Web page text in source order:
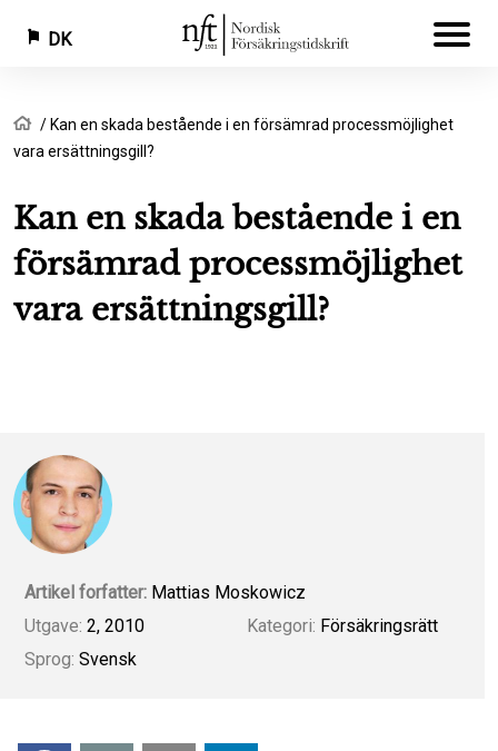
Gå
til
DK
Brødkrumme
Hjem
Kan en skada bestående i en försämrad processmöjlighet
vara ersättningsgill?
Kan en skada bestående i en
försämrad processmöjlighet
vara ersättningsgill?
Artikel forfatter: Mattias Moskowicz
Utgave: 2, 2010
Sprog: Svensk
Kategori: Försäkringsrätt